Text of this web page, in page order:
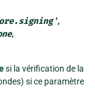
,
,
si la vérification de la
si ce paramètre